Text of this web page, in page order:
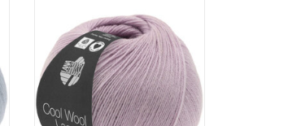
TOEVOEGEN AAN WINKELWAGEN